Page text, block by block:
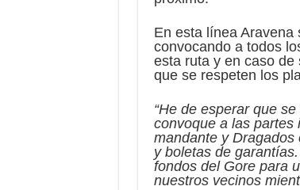
En esta línea Aravena
convocando a todos
esta ruta y en caso
que se respeten los
“He de esperar que
convoque a las partes
mandante y
y boletas de
fondos del Gore para
nuestros vecinos